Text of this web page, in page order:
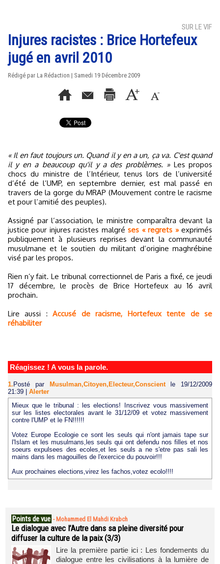
SUR LE VIF
Injures racistes : Brice Hortefeux
jugé en avril 2010
Rédigé par La Rédaction | Samedi 19 Décembre 2009
« Il en faut toujours un. Quand il y en a un, ça va. C'est quand
il y en a beaucoup qu'il y a des problèmes. »Les propos
chocs du ministre de l’Intérieur, tenus lors de l’université
d’été de l’UMP, en septembre dernier, est mal passé en
travers de la gorge du MRAP (Mouvement contre le racisme
et pour l’amitié des peuples).
Assigné par l’association, le ministre comparaîtra devant la
justice pour injures racistes malgréses « regrets »exprimés
publiquement à plusieurs reprises devant la communauté
musulmane et le soutien du militant d’origine maghrébine
visé par les propos.
Rien n’y fait. Le tribunal correctionnel de Paris a fixé, ce jeudi
17 décembre, le procès de Brice Hortefeux au 16 avril
prochain.
Lire aussi :Accusé de racisme, Hortefeux tente de se
réhabiliter
Réagissez ! A vous la parole.
1. Posté par Musulman,Citoyen,Electeur,Conscient
le 19/12/2009
21:39
Alerter
Mieux que le tribunal : les elections! Inscrivez vous massivement
sur les listes electorales avant le 31/12/09 et votez massivement
contre l'UMP et le FN!!!!!!
Votez Europe Ecologie ce sont les seuls qui n'ont jamais tape sur
l'Islam et les musulmans,les seuls qui ont defendu nos filles et nos
soeurs expulsees des ecoles,et les seuls a ne s'etre pas sali les
mains dans les magouilles de l'exercice du pouvoir!!!
Aux prochaines elections,virez les fachos,votez ecolo!!!!
Points de vue - Mohammed El Mahdi Krabch
Le dialogue avec l’Autre dans sa pleine diversité pour
diffuser la culture de la paix (3/3)
Lire la première partie ici : Les fondements du
dialogue entre les civilisations à la lumière de